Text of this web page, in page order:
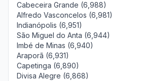
Cabeceira Grande (6,988)
Alfredo Vasconcelos (6,981)
Indianópolis (6,951)
São Miguel do Anta (6,944)
Imbé de Minas (6,940)
Araporã (6,931)
Capetinga (6,890)
Divisa Alegre (6,868)